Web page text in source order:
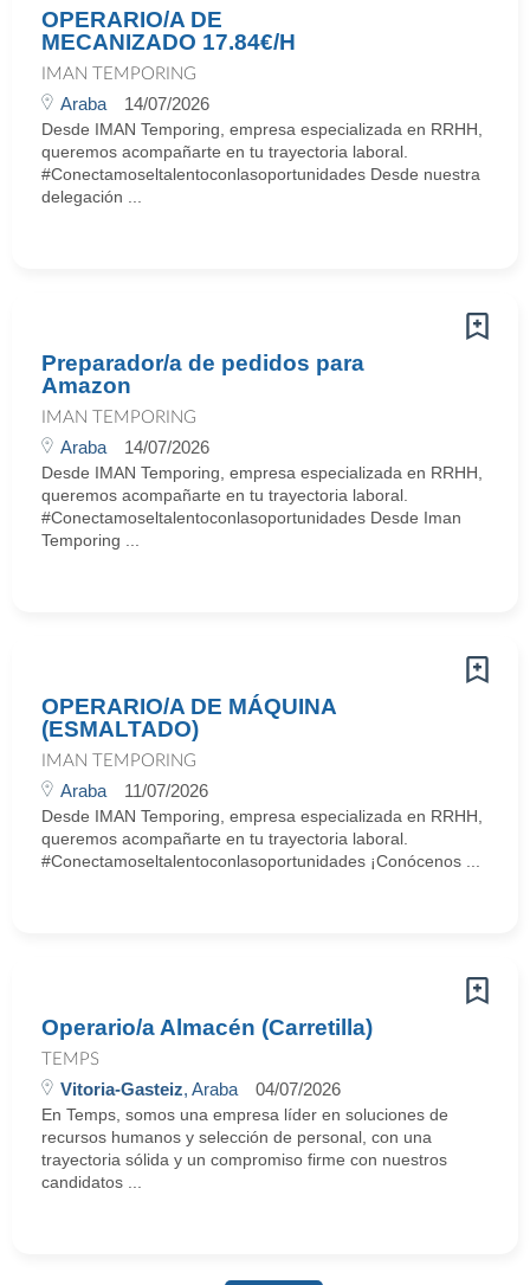
OPERARIO/A DE
MECANIZADO 17.84€/H
IMAN TEMPORING
Araba 14/07/2026
Desde IMAN Temporing, empresa especializada en RRHH,
queremos acompañarte en tu trayectoria laboral.
#Conectamoseltalentoconlasoportunidades Desde nuestra
delegación ...
Preparador/a de pedidos para
Amazon
IMAN TEMPORING
Araba 14/07/2026
Desde IMAN Temporing, empresa especializada en RRHH,
queremos acompañarte en tu trayectoria laboral.
#Conectamoseltalentoconlasoportunidades Desde Iman
Temporing ...
OPERARIO/A DE MÁQUINA
(ESMALTADO)
IMAN TEMPORING
Araba 11/07/2026
Desde IMAN Temporing, empresa especializada en RRHH,
queremos acompañarte en tu trayectoria laboral.
#Conectamoseltalentoconlasoportunidades ¡Conócenos ...
Operario/a Almacén (Carretilla)
TEMPS
Vitoria-Gasteiz, Araba 04/07/2026
En Temps, somos una empresa líder en soluciones de
recursos humanos y selección de personal, con una
trayectoria sólida y un compromiso firme con nuestros
candidatos ...